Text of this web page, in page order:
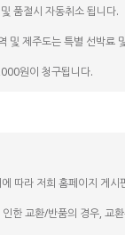
품절시 자동취소 됩니다.
및 제주도는 특별 선박료
원이 청구됩니다.
따라 저희 홈페이지 게
한 교환/반품의 경우,